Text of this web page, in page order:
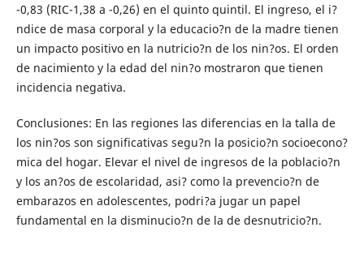
-0,83 (RIC-1,38 a -0,26) en el quinto quintil. El ingreso, el i?
ndice de masa corporal y la educacio?n de la madre tienen
un impacto positivo en la nutricio?n de los nin?os. El orden
de nacimiento y la edad del nin?o mostraron que tienen
incidencia negativa.
Conclusiones: En las regiones las diferencias en la talla de
los nin?os son significativas segu?n la posicio?n socioecono?
mica del hogar. Elevar el nivel de ingresos de la poblacio?n
y los an?os de escolaridad, asi? como la prevencio?n de
embarazos en adolescentes, podri?a jugar un papel
fundamental en la disminucio?n de la de desnutricio?n.